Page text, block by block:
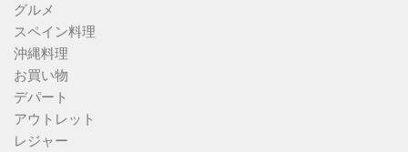
グルメ
スペイン料理
沖縄料理
お買い物
デパート
アウトレット
レジャー